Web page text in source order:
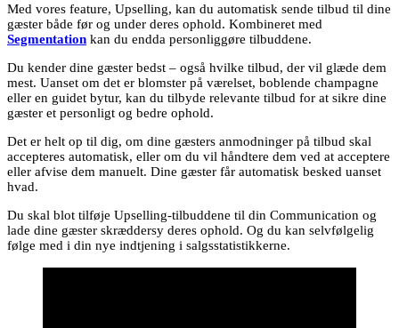
Med vores feature, Upselling, kan du automatisk sende tilbud til dine
gæster både før og under deres ophold. Kombineret med
Segmentation kan du endda personliggøre tilbuddene.
Du kender dine gæster bedst – også hvilke tilbud, der vil glæde dem
mest. Uanset om det er blomster på værelset, boblende champagne
eller en guidet bytur, kan du tilbyde relevante tilbud for at sikre dine
gæster et personligt og bedre ophold.
Det er helt op til dig, om dine gæsters anmodninger på tilbud skal
accepteres automatisk, eller om du vil håndtere dem ved at acceptere
eller afvise dem manuelt. Dine gæster får automatisk besked uanset
hvad.
Du skal blot tilføje Upselling-tilbuddene til din Communication og
lade dine gæster skræddersy deres ophold. Og du kan selvfølgelig
følge med i din nye indtjening i salgsstatistikkerne.